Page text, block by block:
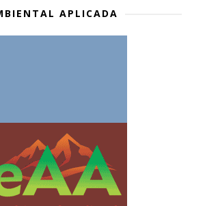
APLICADA